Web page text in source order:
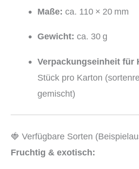
Maße: ca. 110 × 20 mm
Gewicht: ca. 30 g
Verpackungseinheit für
Stück pro Karton
gemischt)
🍓 Verfügbare Sorten
Fruchtig & exotisch: